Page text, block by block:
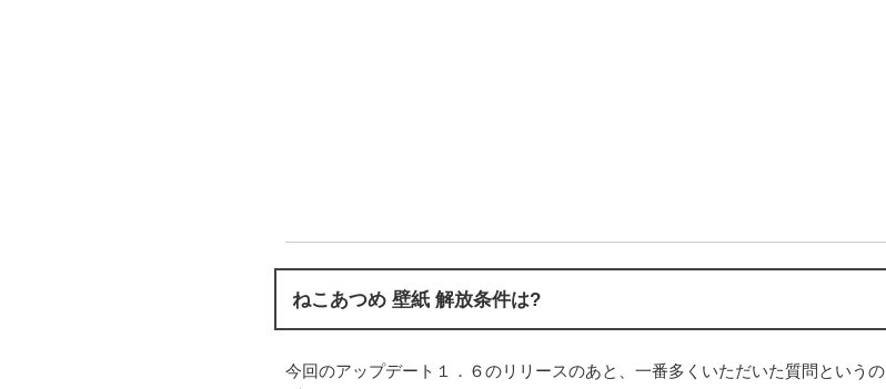
ねこあつめ 壁紙 解放条件は?
今回のアップデート１．６のリリースのあと、一番多くいただいた質問というの